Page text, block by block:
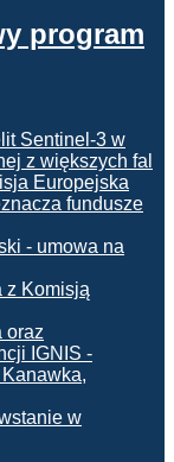
program
fundusze
z Komisją
w